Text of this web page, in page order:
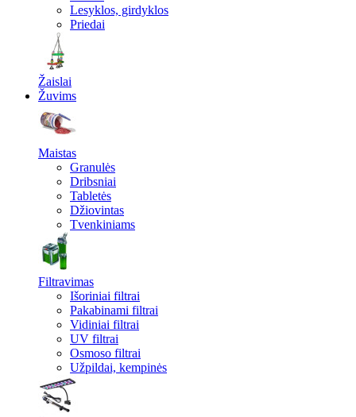
Lesyklos, girdyklos
Priedai
Žaislai
Žuvims
Maistas
Granulės
Dribsniai
Tabletės
Džiovintas
Tvenkiniams
Filtravimas
Išoriniai filtrai
Pakabinami filtrai
Vidiniai filtrai
UV filtrai
Osmoso filtrai
Užpildai, kempinės